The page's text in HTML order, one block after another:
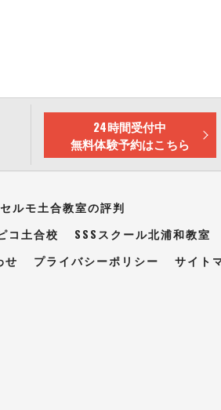
24時間受付中
無料体験予約はこちら
ルモ土合教室の評判
コ土合校
SSSスクール北浦和教室
せ プライバシーポリシー サイト